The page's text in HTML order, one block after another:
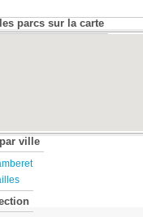
parcs sur la carte
ville